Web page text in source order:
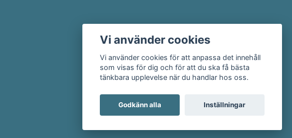
Vi använder cookies
Vi använder cookies för att anpassa det innehåll
som visas för dig och för att du ska få bästa
tänkbara upplevelse när du handlar hos oss.
Godkänn alla Inställningar